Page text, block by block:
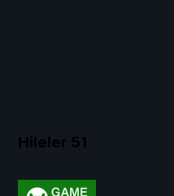
Hileler 51